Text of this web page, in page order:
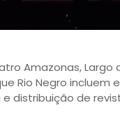
Amazonas, Largo
Rio Negro incluem
distribuição de